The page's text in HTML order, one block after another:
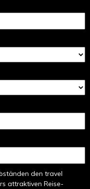
den travel
attraktiven Reise-